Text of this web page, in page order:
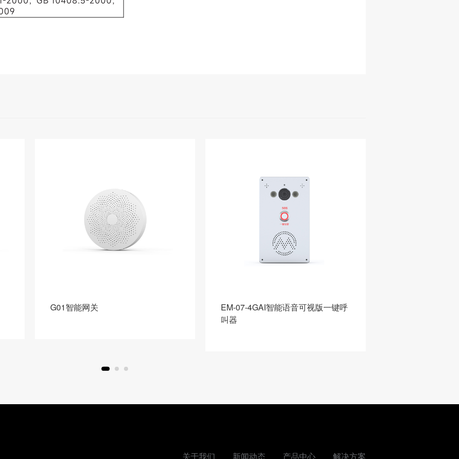
G01智能网关
EM-07-4GAI智能语音可视版一键呼
叫器
关于我们 新闻动态 产品中心 解决方案